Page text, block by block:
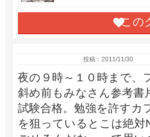
この
投稿：2011/11/30
夜の９時～１０時まで、
斜め前もみなさん参考書
試験合格。勉強を許すカ
を狙っているとこは絶